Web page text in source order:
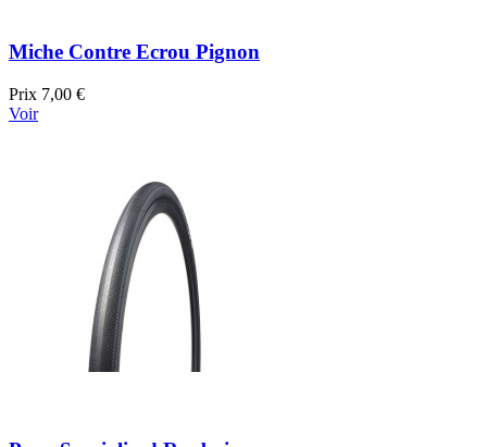
Miche Contre Ecrou Pignon
Prix 7,00 €
Voir